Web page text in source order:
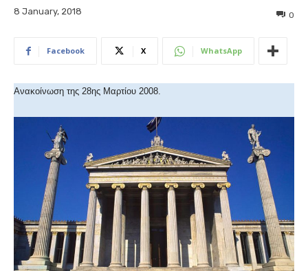
8 January, 2018 0
Facebook X WhatsApp
Ανακοίνωση της 28ης Μαρτίου 2008.